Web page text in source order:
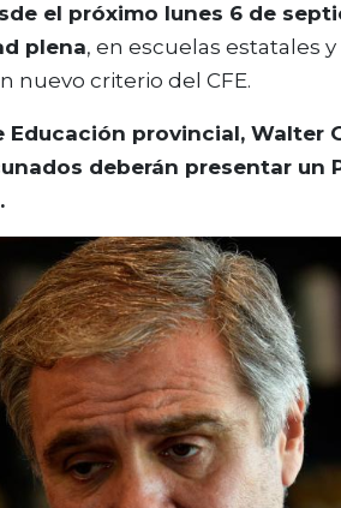
el próximo lunes 6 de
plena, en escuelas estatales
nuevo criterio del CFE.
Educación provincial, Walter
deberán presentar un